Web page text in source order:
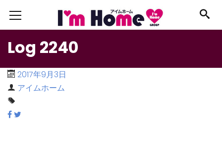
Log 2240
2017年9月3日
アイムホーム